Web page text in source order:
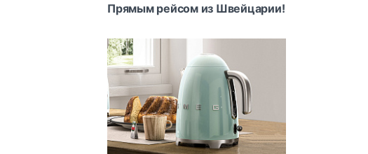
Прямым рейсом из Швейцарии!